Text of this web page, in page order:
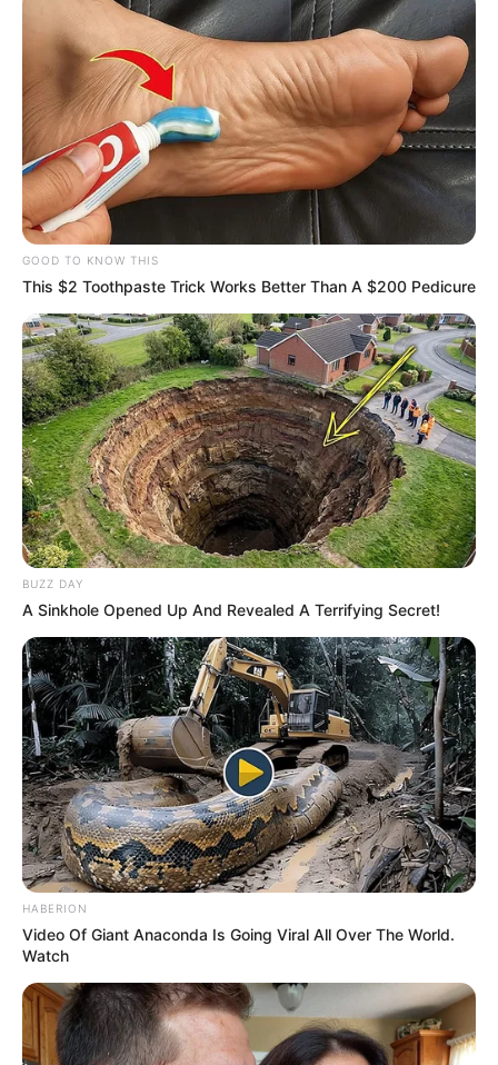
GOOD TO KNOW THIS
This $2 Toothpaste Trick Works Better Than A $200 Pedicure
BUZZ DAY
A Sinkhole Opened Up And Revealed A Terrifying Secret!
HABERION
Video Of Giant Anaconda Is Going Viral All Over The World.
Watch